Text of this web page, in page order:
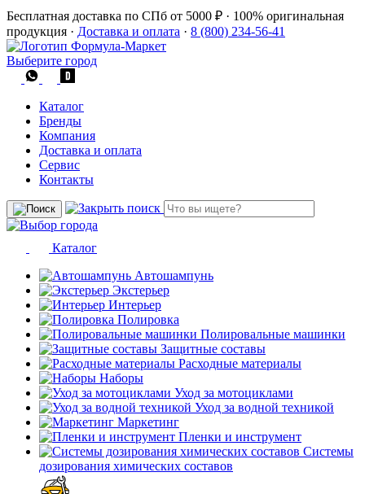
Бесплатная доставка по СПб от 5000 ₽ · 100% оригинальная
продукция · Доставка и оплата · 8 (800) 234-56-41
Выберите город
Каталог
Бренды
Компания
Доставка и оплата
Сервис
Контакты
Каталог
Автошампунь
Экстерьер
Интерьер
Полировка
Полировальные машинки
Защитные составы
Расходные материалы
Наборы
Уход за мотоциклами
Уход за водной техникой
Маркетинг
Пленки и инструмент
Системы
дозирования химических составов